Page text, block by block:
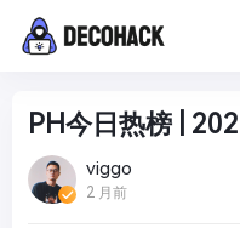
PH今日热榜 |
viggo
2 月前